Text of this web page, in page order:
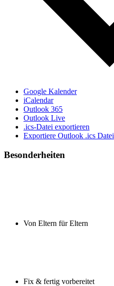
Google Kalender
iCalendar
Outlook 365
Outlook Live
.ics-Datei exportieren
Exportiere Outlook .ics Datei
Besonderheiten
Von Eltern für Eltern
Fix & fertig vorbereitet